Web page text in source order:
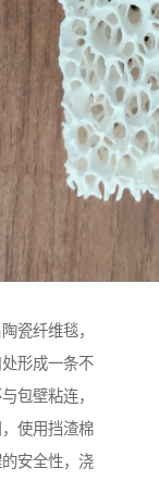
瓷纤维毯，
形成一条不
包壁粘连，
使用挡渣棉
安全性，浇